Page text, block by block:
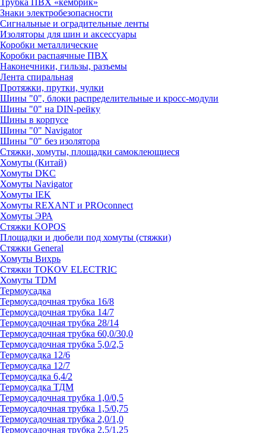
Трубка ПВХ «кембрик»
Знаки электробезопасности
Сигнальные и оградительные ленты
Изоляторы для шин и аксессуары
Коробки металлические
Коробки распаячные ПВХ
Наконечники, гильзы, разъемы
Лента спиральная
Протяжки, прутки, чулки
Шины "0", блоки распределительные и кросс-модули
Шины "0" на DIN-рейку
Шины в корпусе
Шины "0" Navigator
Шины "0" без изолятора
Стяжки, хомуты, площадки самоклеющиеся
Хомуты (Китай)
Хомуты DKC
Хомуты Navigator
Хомуты IEK
Хомуты REXANT и PROconnect
Хомуты ЭРА
Стяжки KOPOS
Площадки и дюбели под хомуты (стяжки)
Стяжки General
Хомуты Вихрь
Стяжки TOKOV ELECTRIC
Хомуты TDM
Термоусадка
Термоусадочная трубка 16/8
Термоусадочная трубка 14/7
Термоусадочная трубка 28/14
Термоусадочная трубка 60,0/30,0
Термоусадочная трубка 5,0/2,5
Термоусадка 12/6
Термоусадка 12/7
Термоусадка 6,4/2
Термоусадка ТДМ
Термоусадочная трубка 1,0/0,5
Термоусадочная трубка 1,5/0,75
Термоусадочная трубка 2,0/1,0
Термоусадочная трубка 2,5/1,25